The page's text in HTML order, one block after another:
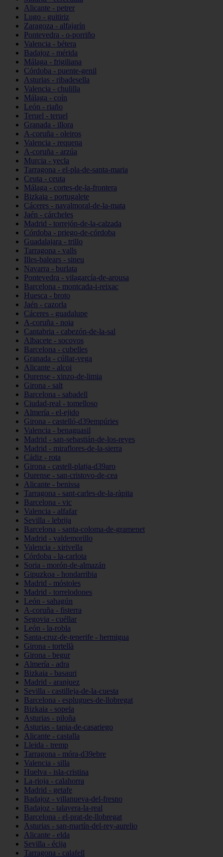
Alicante - petrer
Lugo - guitiriz
Zaragoza - alfajarín
Pontevedra - o-porriño
Valencia - bétera
Badajoz - mérida
Málaga - frigiliana
Córdoba - puente-genil
Asturias - ribadesella
Valencia - chulilla
Málaga - coín
León - riaño
Teruel - teruel
Granada - illora
A-coruña - oleiros
Valencia - requena
A-coruña - arzúa
Murcia - yecla
Tarragona - el-pla-de-santa-maria
Ceuta - ceuta
Málaga - cortes-de-la-frontera
Bizkaia - portugalete
Cáceres - navalmoral-de-la-mata
Jaén - cárcheles
Madrid - torrejón-de-la-calzada
Córdoba - priego-de-córdoba
Guadalajara - trillo
Tarragona - valls
Illes-balears - sineu
Navarra - burlata
Pontevedra - vilagarcía-de-arousa
Barcelona - montcada-i-reixac
Huesca - broto
Jaén - cazorla
Cáceres - guadalupe
A-coruña - noia
Cantabria - cabezón-de-la-sal
Albacete - socovos
Barcelona - cubelles
Granada - cúllar-vega
Alicante - alcoi
Ourense - xinzo-de-limia
Girona - salt
Barcelona - sabadell
Ciudad-real - tomelloso
Almería - el-ejido
Girona - castelló-d39empúries
Valencia - benaguasil
Madrid - san-sebastián-de-los-reyes
Madrid - miraflores-de-la-sierra
Cádiz - rota
Girona - castell-platja-d39aro
Ourense - san-cristovo-de-cea
Alicante - benissa
Tarragona - sant-carles-de-la-ràpita
Barcelona - vic
Valencia - alfafar
Sevilla - lebrija
Barcelona - santa-coloma-de-gramenet
Madrid - valdemorillo
Valencia - xirivella
Córdoba - la-carlota
Soria - morón-de-almazán
Gipuzkoa - hondarribia
Madrid - móstoles
Madrid - torrelodones
León - sahagún
A-coruña - fisterra
Segovia - cuéllar
León - la-robla
Santa-cruz-de-tenerife - hermigua
Girona - tortellà
Girona - begur
Almería - adra
Bizkaia - basauri
Madrid - aranjuez
Sevilla - castilleja-de-la-cuesta
Barcelona - esplugues-de-llobregat
Bizkaia - sopela
Asturias - piloña
Asturias - tapia-de-casariego
Alicante - castalla
Lleida - tremp
Tarragona - móra-d39ebre
Valencia - silla
Huelva - isla-cristina
La-rioja - calahorra
Madrid - getafe
Badajoz - villanueva-del-fresno
Badajoz - talavera-la-real
Barcelona - el-prat-de-llobregat
Asturias - san-martín-del-rey-aurelio
Alicante - elda
Sevilla - écija
Tarragona - calafell